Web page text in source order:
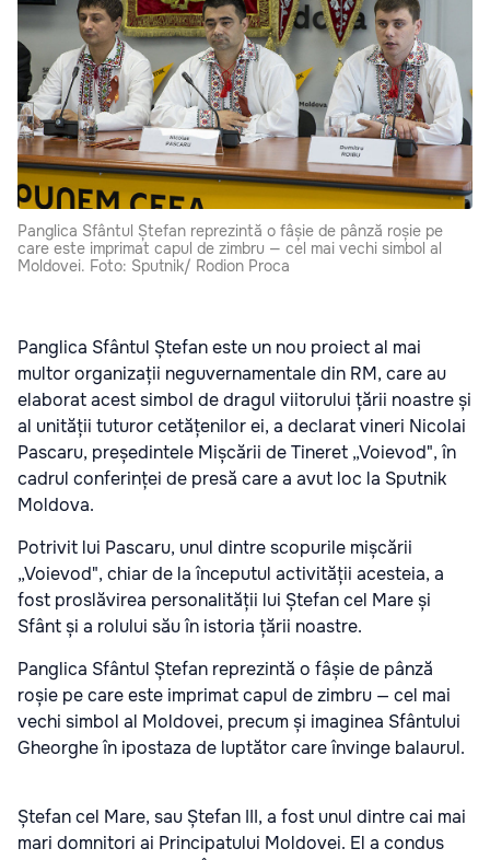
Panglica Sfântul Ștefan reprezintă o fâșie de pânză roșie pe
care este imprimat capul de zimbru — cel mai vechi simbol al
Moldovei. Foto: Sputnik/ Rodion Proca
Panglica Sfântul Ștefan este un nou proiect al mai
multor organizații neguvernamentale din RM, care au
elaborat acest simbol de dragul viitorului țării noastre și
al unității tuturor cetățenilor ei, a declarat vineri Nicolai
Pascaru, președintele Mișcării de Tineret „Voievod", în
cadrul conferinței de presă care a avut loc la Sputnik
Moldova.
Potrivit lui Pascaru, unul dintre scopurile mișcării
„Voievod", chiar de la începutul activității acesteia, a
fost proslăvirea personalității lui Ștefan cel Mare și
Sfânt și a rolului său în istoria țării noastre.
Panglica Sfântul Ștefan reprezintă o fâșie de pânză
roșie pe care este imprimat capul de zimbru — cel mai
vechi simbol al Moldovei, precum și imaginea Sfântului
Gheorghe în ipostaza de luptător care învinge balaurul.
Ștefan cel Mare, sau Ștefan III, a fost unul dintre cai mai
mari domnitori ai Principatului Moldovei. El a condus